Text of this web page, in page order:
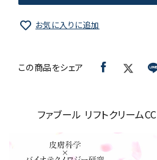
お気に入りに追加
この商品をシェア
ファブール リフトクリームCC